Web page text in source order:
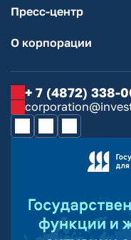
Пресс-центр
О корпорации
+ 7 (4872) 338-